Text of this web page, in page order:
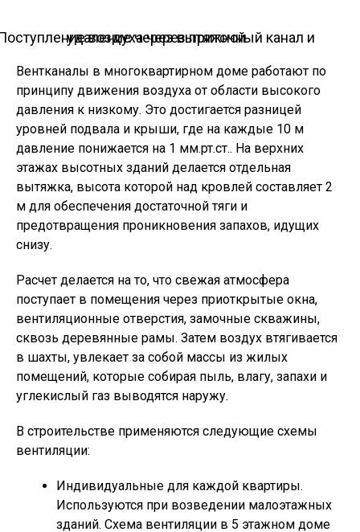
Поступление воздуха через приточный канал и удаление через вытяжной
Вентканалы в многоквартирном доме работают по
принципу движения воздуха от области высокого
давления к низкому. Это достигается разницей
уровней подвала и крыши, где на каждые 10 м
давление понижается на 1 мм.рт.ст.. На верхних
этажах высотных зданий делается отдельная
вытяжка, высота которой над кровлей составляет 2
м для обеспечения достаточной тяги и
предотвращения проникновения запахов, идущих
снизу.
Расчет делается на то, что свежая атмосфера
поступает в помещения через приоткрытые окна,
вентиляционные отверстия, замочные скважины,
сквозь деревянные рамы. Затем воздух втягивается
в шахты, увлекает за собой массы из жилых
помещений, которые собирая пыль, влагу, запахи и
углекислый газ выводятся наружу.
В строительстве применяются следующие схемы
вентиляции:
Индивидуальные для каждой квартиры.
Используются при возведении малоэтажных
зданий. Схема вентиляции в 5 этажном доме